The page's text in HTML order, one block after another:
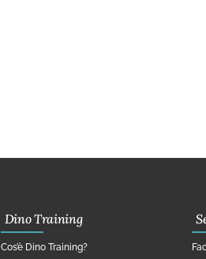
Dino Training
Cos’è Dino Training?